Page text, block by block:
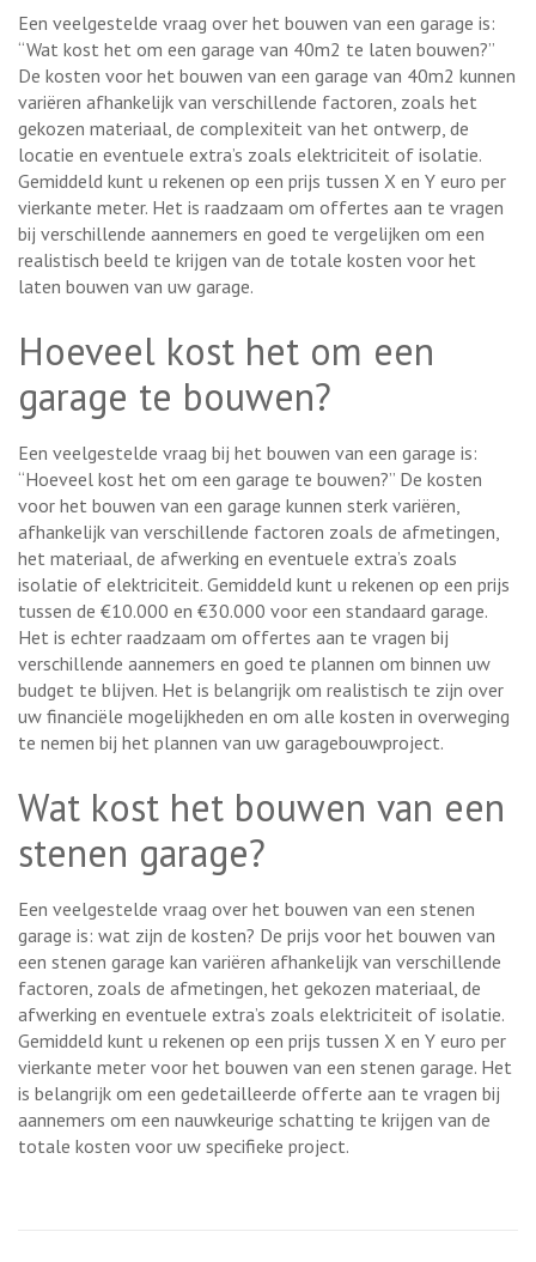
Een veelgestelde vraag over het bouwen van een garage is:
“Wat kost het om een garage van 40m2 te laten bouwen?”
De kosten voor het bouwen van een garage van 40m2 kunnen
variëren afhankelijk van verschillende factoren, zoals het
gekozen materiaal, de complexiteit van het ontwerp, de
locatie en eventuele extra’s zoals elektriciteit of isolatie.
Gemiddeld kunt u rekenen op een prijs tussen X en Y euro per
vierkante meter. Het is raadzaam om offertes aan te vragen
bij verschillende aannemers en goed te vergelijken om een
realistisch beeld te krijgen van de totale kosten voor het
laten bouwen van uw garage.
Hoeveel kost het om een
garage te bouwen?
Een veelgestelde vraag bij het bouwen van een garage is:
“Hoeveel kost het om een garage te bouwen?” De kosten
voor het bouwen van een garage kunnen sterk variëren,
afhankelijk van verschillende factoren zoals de afmetingen,
het materiaal, de afwerking en eventuele extra’s zoals
isolatie of elektriciteit. Gemiddeld kunt u rekenen op een prijs
tussen de €10.000 en €30.000 voor een standaard garage.
Het is echter raadzaam om offertes aan te vragen bij
verschillende aannemers en goed te plannen om binnen uw
budget te blijven. Het is belangrijk om realistisch te zijn over
uw financiële mogelijkheden en om alle kosten in overweging
te nemen bij het plannen van uw garagebouwproject.
Wat kost het bouwen van een
stenen garage?
Een veelgestelde vraag over het bouwen van een stenen
garage is: wat zijn de kosten? De prijs voor het bouwen van
een stenen garage kan variëren afhankelijk van verschillende
factoren, zoals de afmetingen, het gekozen materiaal, de
afwerking en eventuele extra’s zoals elektriciteit of isolatie.
Gemiddeld kunt u rekenen op een prijs tussen X en Y euro per
vierkante meter voor het bouwen van een stenen garage. Het
is belangrijk om een gedetailleerde offerte aan te vragen bij
aannemers om een nauwkeurige schatting te krijgen van de
totale kosten voor uw specifieke project.